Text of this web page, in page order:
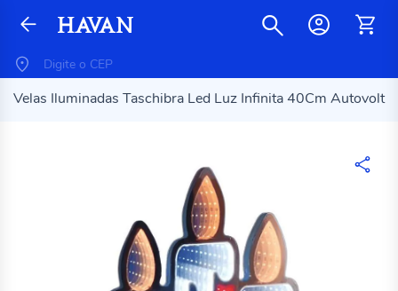
Velas Iluminadas Taschibra Led Luz Infinita 40Cm Autovolt